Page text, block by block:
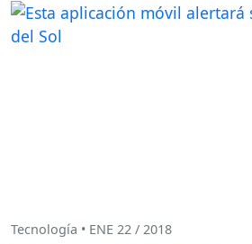
Tecnología • ENE 22 / 2018